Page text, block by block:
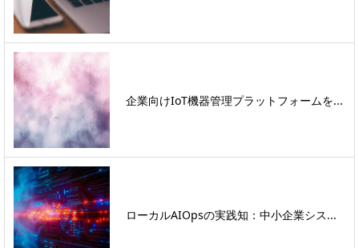
企業向けIoT機器管理プラットフォームを...
ローカルAIOpsの実践知：中小企業シス...